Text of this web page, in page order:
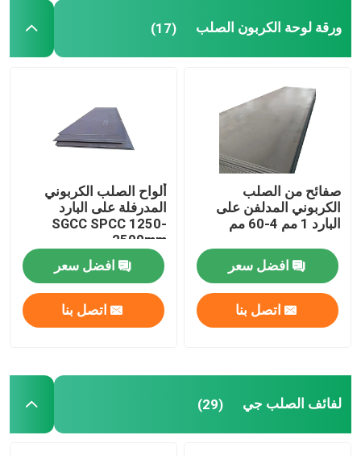
شريط دائري من الفولاذ المقاوم للصدأ
أسلاك لحام الفولاذ المقاوم للصدأ
قناة الفولاذ المقاوم للصدأ
لفائف الصلب الكربوني
أنبوب من الصلب الكاربوني
قضيب من الصلب الكربوني
سلك فولاذي مجلفن
ورقة لوحة الكربون الصلب (17)
صفائح من الصلب
الكربوني المدلفن على
البارد 1 مم 4-60 مم
افضل سعر
اتصل بنا
ألواح الصلب الكربوني
المدرفلة على البارد
SGCC SPCC 1250-
2500mm
افضل سعر
اتصل بنا
لفائف الصلب جي (29)